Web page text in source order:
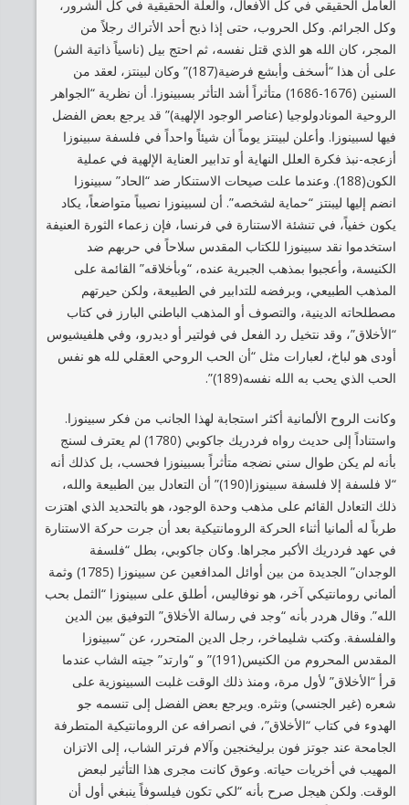
العامل الحقيقي في كل الأفعال، والعلة الحقيقية في كل الشرور،
وكل الجرائم. وكل الحروب، حتى إذا ذبح أحد الأتراك رجلاً من
المجر، كان الله هو الذي قتل نفسه، ثم احتج بيل (ناسياً ذاتية الشر)
على أن هذا “أسخف وأبشع فرضية(187)” وكان لبينتز، لعقد من
السنين (1676-1686) متأثراً أشد التأثر بسبينوزا. أن نظرية “الجواهر
الروحية المونادولوجيا (عناصر الوجود الإلهية)” قد يرجع بعض الفضل
فيها لسبينوزا. وأعلن لبينتز يوماً أن شيئاً واحداً في فلسفة سبينوزا
أزعجه-نبذ فكرة العلل النهاية أو تدابير العناية الإلهية في عملية
الكون(188). وعندما علت صيحات الاستنكار ضد “الحاد” سبينوزا
انضم إليها ليبنتز “حماية لشخصه”. أن لسبينوزا نصيباً متواضعاً، يكاد
يكون خفياً، في تنشئة الاستنارة في فرنسا، فإن زعماء الثورة العنيفة
استخدموا نقد سبينوزا للكتاب المقدس سلاحاً في حربهم ضد
الكنيسة، وأعجبوا بمذهب الجبرية عنده، “وبأخلاقه” القائمة على
المذهب الطبيعي، وبرفضه للتدابير في الطبيعة، ولكن حيرتهم
مصطلحاته الدينية، والتصوف أو المذهب الباطني البارز في كتاب
“الأخلاق”، وقد نتخيل رد الفعل في فولتير أو ديدرو، وفي هلفيشيوس
أودى هو لباخ، لعبارات مثل “أن الحب الروحي العقلي لله هو نفس
الحب الذي يحب به الله نفسه(189)”.
وكانت الروح الألمانية أكثر استجابة لهذا الجانب من فكر سبينوزا.
واستناداً إلى حديث رواه فردريك جاكوبي (1780) لم يعترف لسنج
بأنه لم يكن طوال سني نضجه متأثراً بسبينوزا فحسب، بل كذلك أنه
“لا فلسفة إلا فلسفة سبينوزا(190)” أن التعادل بين الطبيعة والله،
ذلك التعادل القائم على مذهب وحدة الوجود، هو بالتحديد الذي اهتزت
طرباً له ألمانيا أثناء الحركة الرومانتيكية بعد أن جرت حركة الاستنارة
في عهد فردريك الأكبر مجراها. وكان جاكوبي، بطل “فلسفة
الوجدان” الجديدة من بين أوائل المدافعين عن سبينوزا (1785) وثمة
ألماني رومانتيكي آخر، هو نوفاليس، أطلق على سبينوزا “الثمل بحب
الله”. وقال هردر بأنه “وجد في رسالة الأخلاق” التوفيق بين الدين
والفلسفة. وكتب شليماخر، رجل الدين المتحرر، عن “سبينوزا
المقدس المحروم من الكنيس(191)” و “وارتد” جيته الشاب عندما
قرأ “الأخلاق” لأول مرة، ومنذ ذلك الوقت غلبت السبينوزية على
شعره (غير الجنسي) ونثره. ويرجع بعض الفضل إلى تنسمه جو
الهدوء في كتاب “الأخلاق”، في انصرافه عن الرومانتيكية المتطرفة
الجامحة عند جوتز فون برليخنجين وآلام فرتر الشاب، إلى الاتزان
المهيب في أخريات حياته. وعوق كانت مجرى هذا التأثير لبعض
الوقت. ولكن هيجل صرح بأنه “لكي تكون فيلسوفاً ينبغي أول أن